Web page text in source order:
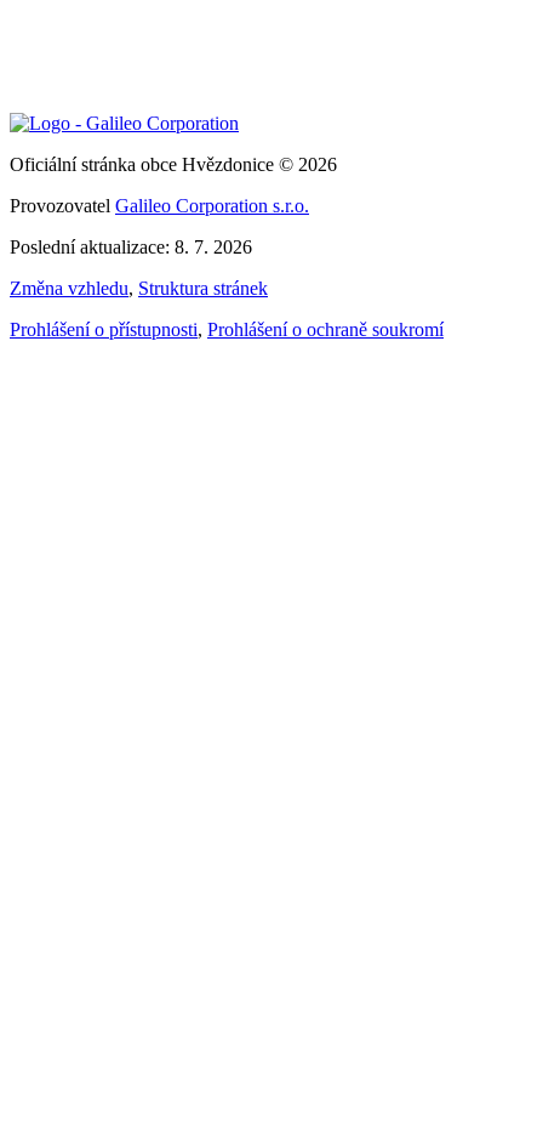
Oficiální stránka obce Hvězdonice © 2026
Provozovatel Galileo Corporation s.r.o.
Poslední aktualizace: 8. 7. 2026
Změna vzhledu, Struktura stránek
Prohlášení o přístupnosti, Prohlášení o ochraně soukromí